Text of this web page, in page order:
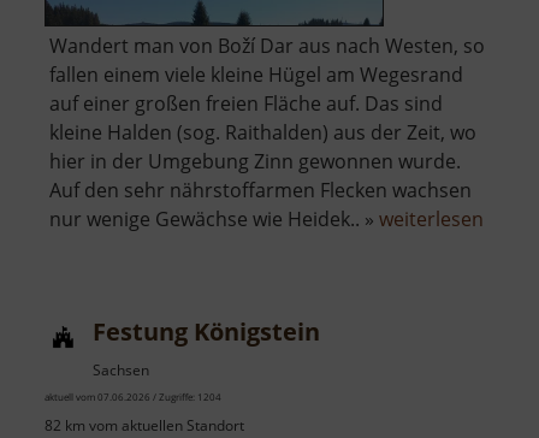
Wandert man von Boží Dar aus nach Westen, so
fallen einem viele kleine Hügel am Wegesrand
auf einer großen freien Fläche auf. Das sind
kleine Halden (sog. Raithalden) aus der Zeit, wo
hier in der Umgebung Zinn gewonnen wurde.
Auf den sehr nährstoffarmen Flecken wachsen
nur wenige Gewächse wie Heidek.. » weiterlesen
Festung Königstein
Sachsen
aktuell vom 07.06.2026 / Zugriffe: 1204
82 km vom aktuellen Standort